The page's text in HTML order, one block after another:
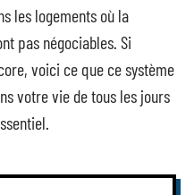
les logements où la
pas négociables. Si
voici ce que ce système
votre vie de tous les jours